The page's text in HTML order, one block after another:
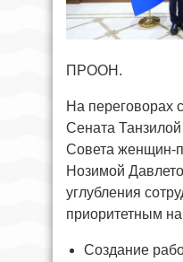
ПРООН.
На переговорах
Сената
Совета женщин-
Нозимой
углубления
приоритетным
Создание